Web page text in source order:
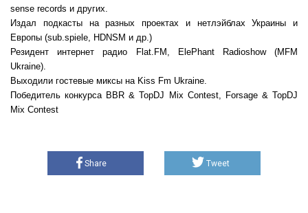
sense records и других.
Издал подкасты на разных проектах и нетлэйблах Украины и
Европы (sub.spiele, HDNSM и др.)
Резидент интернет радио Flat.FM, ElePhant Radioshow (MFM
Ukraine).
Выходили гостевые миксы на Kiss Fm Ukraine.
Победитель конкурса BBR & TopDJ Mix Contest, Forsage & TopDJ
Mix Contest
Share Tweet